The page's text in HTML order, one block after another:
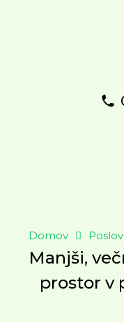
Domov
Manjši,
prostor v